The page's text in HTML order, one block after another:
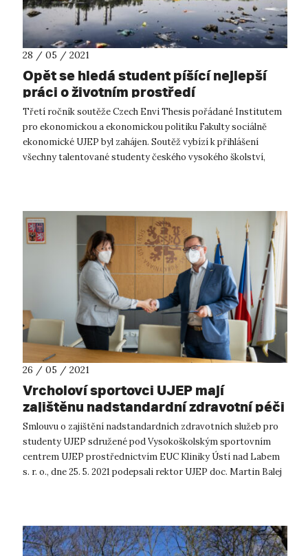
28 / 05 / 2021
Opět se hledá student píšící nejlepší
práci o životním prostředí
Třetí ročník soutěže Czech Envi Thesis pořádané Institutem
pro ekonomickou a ekonomickou politiku Fakulty sociálně
ekonomické UJEP byl zahájen. Soutěž vybízí k přihlášení
všechny talentované studenty českého vysokého školství,
26 / 05 / 2021
Vrcholoví sportovci UJEP mají
zajištěnu nadstandardní zdravotní péči
Smlouvu o zajištění nadstandardních zdravotních služeb pro
studenty UJEP sdružené pod Vysokoškolským sportovním
centrem UJEP prostřednictvím EUC Kliniky Ústí nad Labem
s. r. o., dne 25. 5. 2021 podepsali rektor UJEP doc. Martin Balej